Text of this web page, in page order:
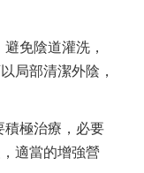
免陰道灌洗，
局部清潔外陰，
極治療，必要
適當的增強營